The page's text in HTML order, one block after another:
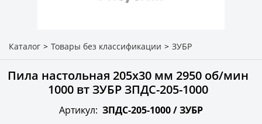
Каталог > Товары без классификации > ЗУБР
Пила настольная 205х30 мм 2950 об/мин
1000 вт ЗУБР ЗПДС-205-1000
Артикул: ЗПДС-205-1000 /ЗУБР